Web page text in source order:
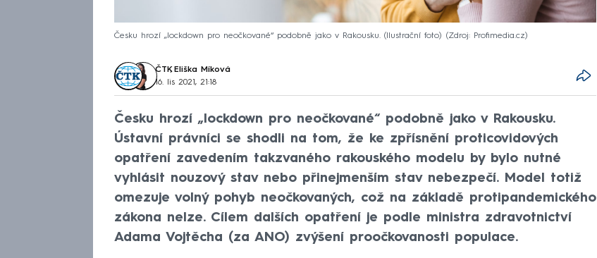
Česku hrozí „lockdown pro neočkované“ podobně jako v Rakousku. (Ilustrační foto) Zdroj: Profimedia.cz
ČTK, Eliška Míková
16. lis 2021, 21:18
Česku hrozí „lockdown pro neočkované“ podobně jako v Rakousku.
Ústavní právníci se shodli na tom, že ke zpřísnění proticovidových
opatření zavedením takzvaného rakouského modelu by bylo nutné
vyhlásit nouzový stav nebo přinejmenším stav nebezpečí. Model totiž
omezuje volný pohyb neočkovaných, což na základě protipandemického
zákona nelze. Cílem dalších opatření je podle ministra zdravotnictví
Adama Vojtěcha (za ANO) zvýšení proočkovanosti populace.